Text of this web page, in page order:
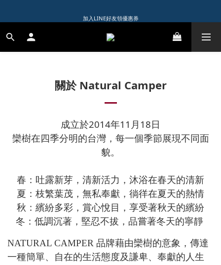
1️⃣ 加入會員送$150購物金
關於Natural Camper
成立於2014年11 月 18 日
欒樹在四季分明的台灣，每一個季節展現不同面
貌。
春：吐露新芽，清新活力，沐浴在春天的清新
夏：枝繁葉茂，無私奉獻，徜徉在夏天的熱情
秋：繽紛多彩，賞心悅目，享受著秋天的繽紛
冬：低調沉著，堅忍不拔，品嘗著冬天的寧靜
NATURAL CAMPER 品牌藉由欒樹的意象，傳達
一種簡單、自在的生活態度及謙卑、奉獻的人生